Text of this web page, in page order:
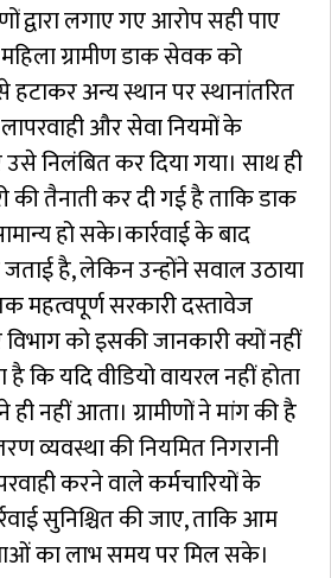
द्वारा लगाए गए आरोप सही पाए
ग्रामीण डाक सेवक को
अन्य स्थान पर स्थानांतरित
और सेवा नियमों के
निलंबित कर दिया गया। साथ ही
की तैनाती कर दी गई है ताकि डाक
हो सके।कार्रवाई के बाद
जताई है, लेकिन उन्होंने सवाल उठाया
महत्वपूर्ण सरकारी दस्तावेज
को इसकी जानकारी क्यों नहीं
कि यदि वीडियो वायरल नहीं होता
नहीं आता। ग्रामीणों ने मांग की है
व्यवस्था की नियमित निगरानी
करने वाले कर्मचारियों के
सुनिश्चित की जाए, ताकि आम
का लाभ समय पर मिल सके।